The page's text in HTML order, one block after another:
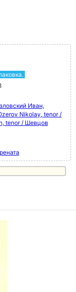
Иван,
Nikolay, tenor /
tenor / Шевцов